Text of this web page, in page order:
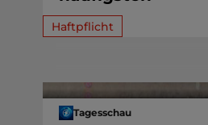
Haftpflicht
Tagesschau